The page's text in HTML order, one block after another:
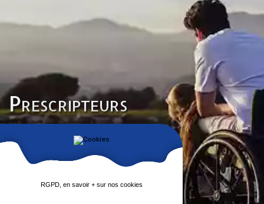
Prescripteurs
RGPD, en savoir + sur nos cookies